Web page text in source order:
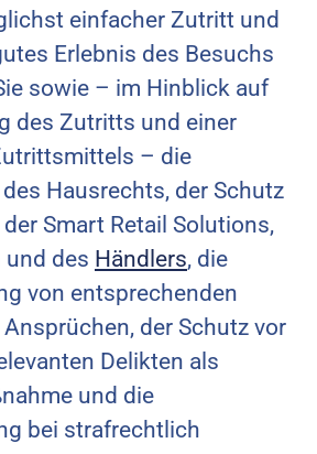
einfacher Zutritt und
Erlebnis des Besuchs
sowie – im Hinblick auf
des Zutritts und einer
– die
Hausrechts, der Schutz
Smart Retail Solutions,
und des Händlers, die
von entsprechenden
der Schutz vor
Delikten als
und die
bei strafrechtlich